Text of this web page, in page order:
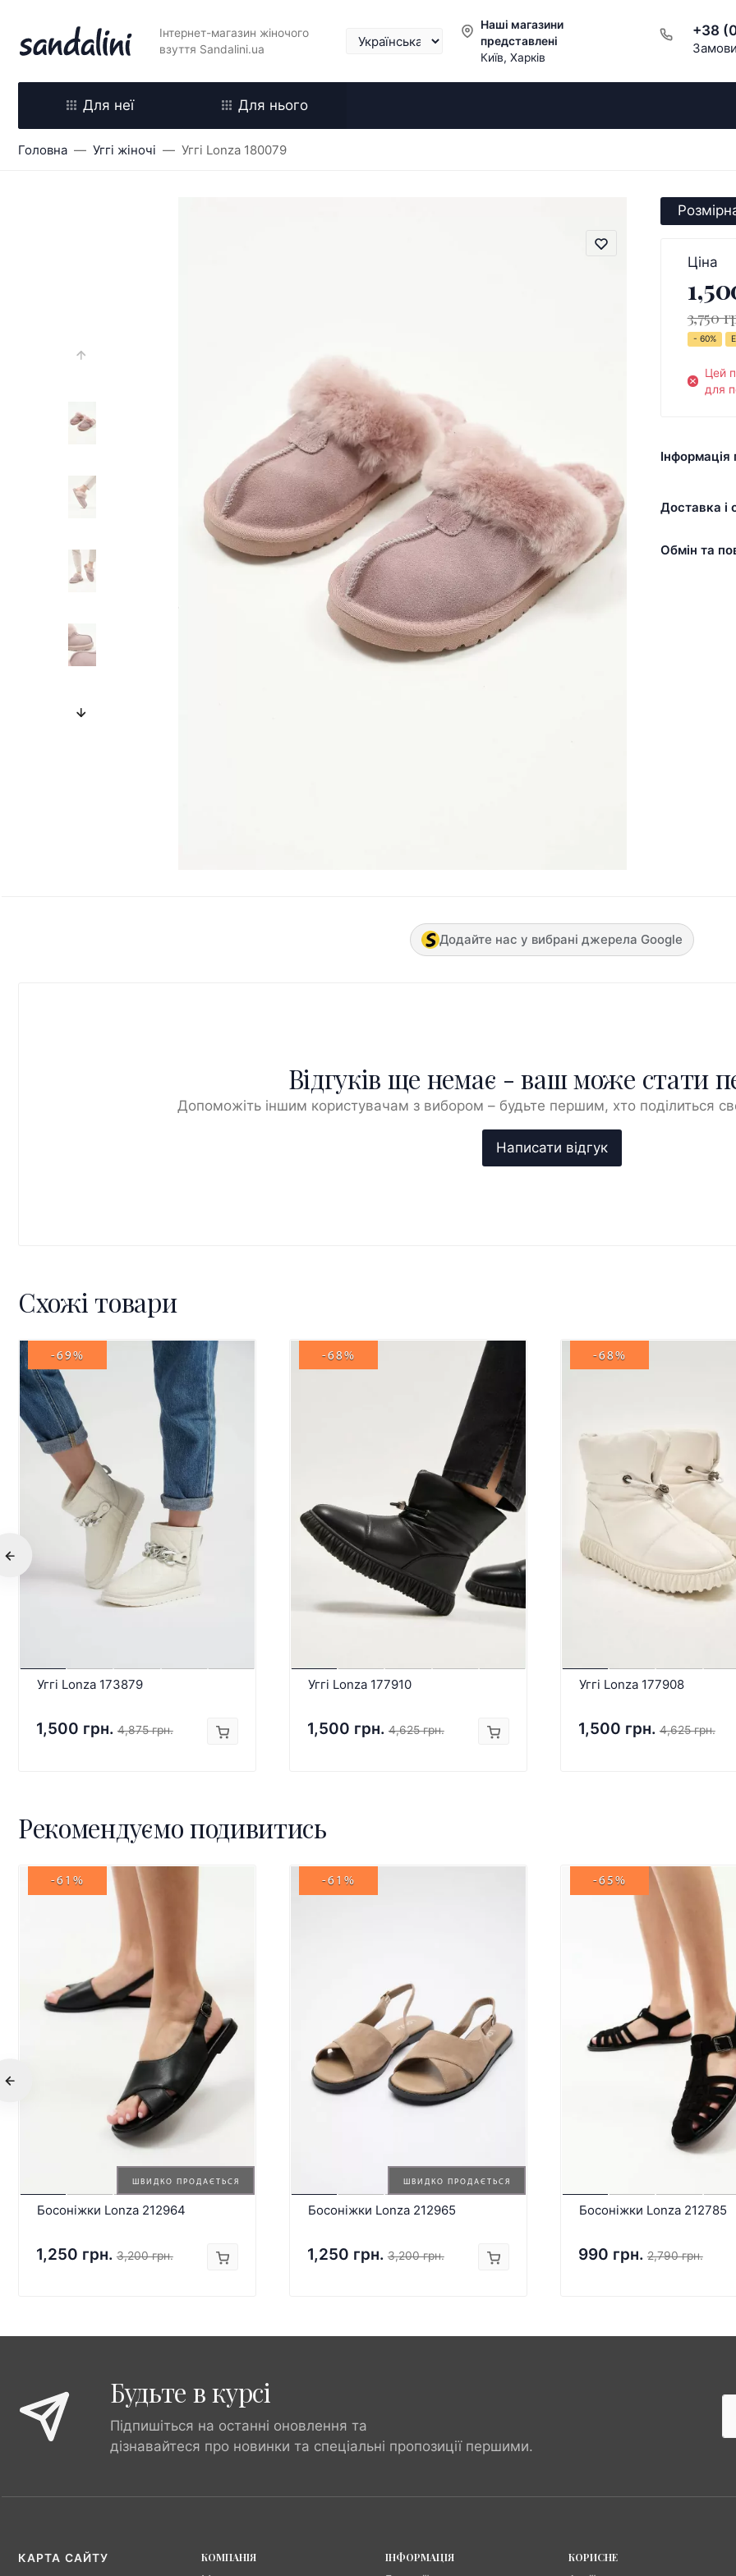
Інтернет-магазин жіночого
взуття Sandalini.ua
Наші магазини
представлені
Київ, Харків
+38
Для неї Для нього
Головна Уггі жіночі Уггі Lonza 180079
Ціна
3,750
- 60%
Цей
для
Інформація
Доставка і
Обмін та
Додайте нас у вибрані джерела Google
Відгуків ще немає - ваш може стати
Допоможіть іншим користувачам з вибором – будьте першим, хто поділиться
Схожі товари
-69%
Уггі Lonza 173879
1,500 грн. 4,875 грн.
-68%
Уггі Lonza 177910
1,500 грн. 4,625 грн.
-68%
Уггі Lonza 177908
1,500 грн. 4,625 грн.
Рекомендуємо подивитись
ШВИДКО ПРОДАЄТЬСЯ
-61%
Босоніжки Lonza 212964
1,250 грн. 3,200 грн.
ШВИДКО ПРОДАЄТЬСЯ
-61%
Босоніжки Lonza 212965
1,250 грн. 3,200 грн.
-65%
Босоніжки Lonza 212785
990 грн. 2,790 грн.
Будьте в курсі
Підпишіться на останні оновлення та
дізнавайтеся про новинки та спеціальні пропозиції першими.
КАРТА САЙТУ
КОМПАНІЯ
ІНФОРМАЦІЯ
КОРИСНЕ